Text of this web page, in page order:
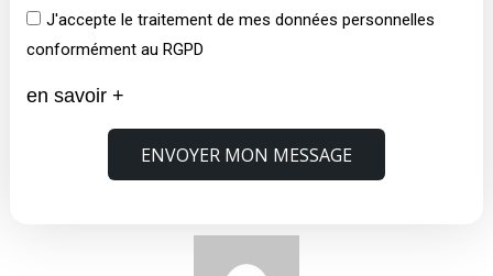
J'accepte le traitement de mes données personnelles
conformément au RGPD
en savoir +
ENVOYER MON MESSAGE